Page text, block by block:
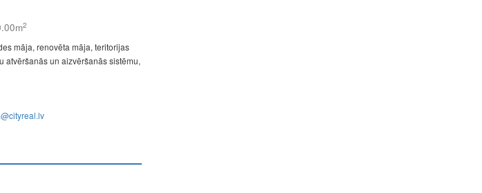
2
māja, renovēta māja, teritorijas
atvēršanās un aizvēršanās sistēmu,